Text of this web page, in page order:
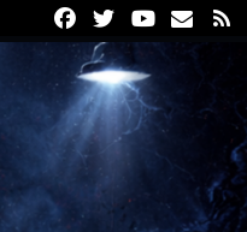
FacebookTwitterYoutube
Email